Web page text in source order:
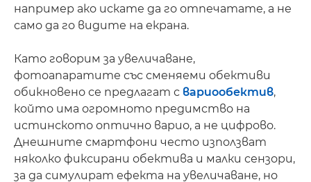
например ако искате да го отпечатате, а не
само да го видите на екрана.
Като говорим за увеличаване,
фотоапаратите със сменяеми обективи
обикновено се предлагат с вариообектив,
който има огромното предимство на
истинското оптично варио, а не цифрово.
Днешните смартфони често използват
няколко фиксирани обектива и малки сензори,
за да симулират ефекта на увеличаване, но